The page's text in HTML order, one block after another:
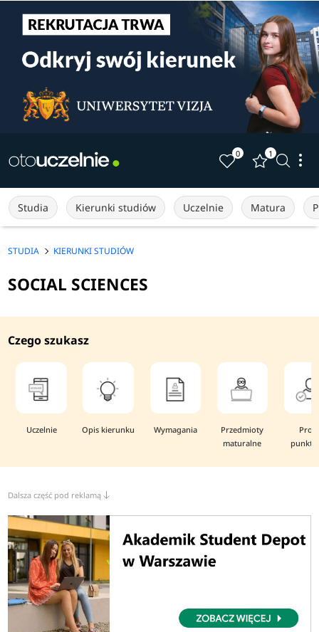
0 1
Studia Kierunki studiów Uczelnie Matura
STUDIA KIERUNKI STUDIÓW
SOCIAL SCIENCES
Czego szukasz
Uczelnie Opis kierunku Wymagania
Przedmioty
maturalne
Dalsza część pod reklamą